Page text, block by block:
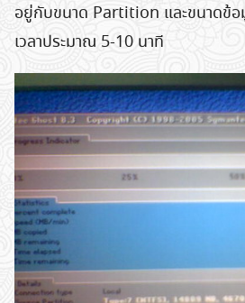
อยู่กับขนาด Partition และขนาดข้อ
เวลาประมาณ 5-10 นาที